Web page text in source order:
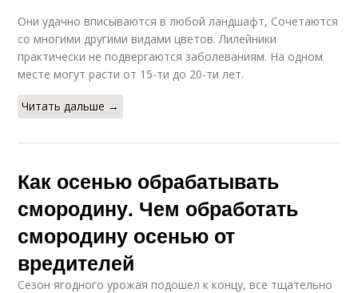
Они удачно вписываются в любой ландшафт, Сочетаются
со многими другими видами цветов. Лилейники
практически не подвергаются заболеваниям. На одном
месте могут расти от 15-ти до 20-ти лет.
Читать дальше →
Как осенью обрабатывать
смородину. Чем обработать
смородину осенью от
вредителей
Сезон ягодного урожая подошел к концу, все тщательно